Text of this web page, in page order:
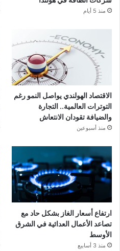
منذ 5 أيام
الاقتصاد الهولندي يواصل النمو رغم
التوترات العالمية.. التجارة
والضيافة تقودان الانتعاش
منذ أسبوعين
ارتفاع أسعار الغاز بشكل حاد مع
تصاعد الأعمال العدائية في الشرق
الأوسط
منذ 3 أسابيع